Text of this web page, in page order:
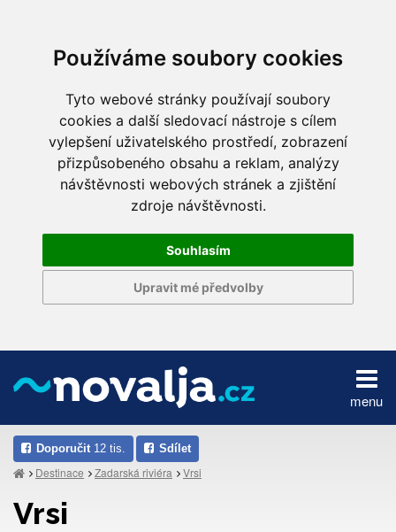
Používáme soubory cookies
Tyto webové stránky používají soubory
cookies a další sledovací nástroje s cílem
vylepšení uživatelského prostředí, zobrazení
přizpůsobeného obsahu a reklam, analýzy
návštěvnosti webových stránek a zjištění
zdroje návštěvnosti.
Souhlasím
Upravit mé předvolby
menu
Doporučit 12 tis. Sdílet
Destinace Zadarská riviéra Vrsi
Vrsi